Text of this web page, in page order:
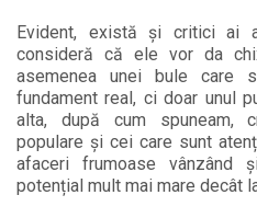
Evident, există și critici ai
consideră că ele vor da
asemenea unei bule care
fundament real, ci doar unul
alta, după cum spuneam,
populare și cei care sunt
afaceri frumoase vânzând
potențial mult mai mare decât